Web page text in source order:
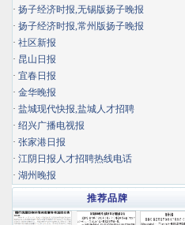
· 扬子经济时报,无锡版扬子晚报
· 扬子经济时报,常州版扬子晚报
· 社区新报
· 昆山日报
· 宜春日报
· 金华晚报
· 盐城现代快报,盐城人才招聘
· 绍兴广播电视报
· 张家港日报
· 江阴日报人才招聘热线电话
· 湖州晚报
推荐品牌